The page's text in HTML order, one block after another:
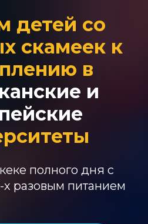
детей со
скамеек к
в
и
полного дня с
разовым питанием